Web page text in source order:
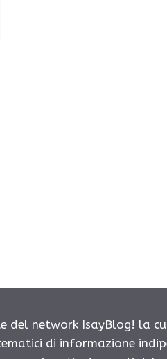
del network IsayBlog! la
di informazione